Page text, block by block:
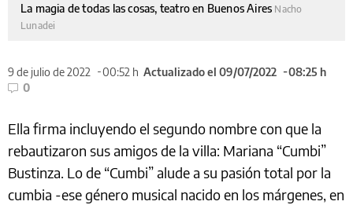
La magia de todas las cosas, teatro en Buenos Aires Nacho
Lunadei
9 de julio de 2022 00:52 h Actualizado el 09/07/2022
08:25 h
0
Ella firma incluyendo el segundo nombre con que la
rebautizaron sus amigos de la villa: Mariana “Cumbi”
Bustinza. Lo de “Cumbi” alude a su pasión total por la
cumbia -ese género musical nacido en los márgenes, en